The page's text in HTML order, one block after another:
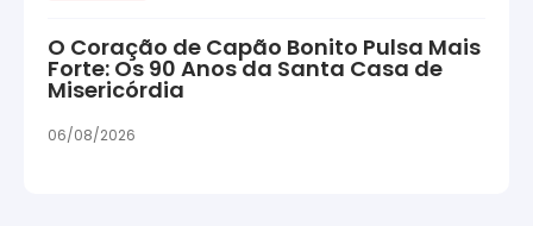
O Coração de Capão Bonito Pulsa Mais
Forte: Os 90 Anos da Santa Casa de
Misericórdia
06/08/2026